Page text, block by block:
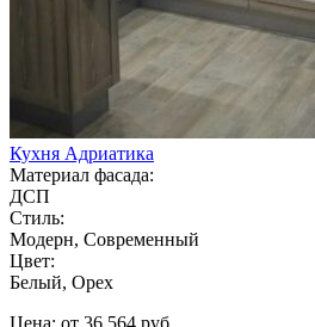
Кухня Адриатика
Материал фасада:
ДСП
Стиль:
Модерн, Современный
Цвет:
Белый, Орех
Цена: от 36 564 руб.